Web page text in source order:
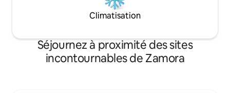
Climatisation
Séjournez à proximité des sites
incontournables de Zamora